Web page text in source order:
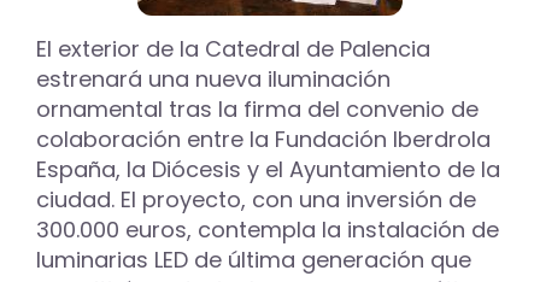
programación
especial
El exterior de la Catedral de Palencia
estrenará una nueva iluminación
ornamental tras la firma del convenio de
colaboración entre la Fundación Iberdrola
España, la Diócesis y el Ayuntamiento de la
ciudad. El proyecto, con una inversión de
300.000 euros, contempla la instalación de
luminarias LED de última generación que